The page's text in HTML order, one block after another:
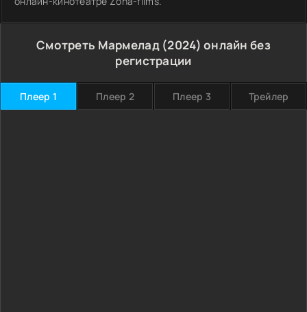
Смотреть Мармелад (2024) онлайн без
регистрации
Плеер 1 Плеер 2 Плеер 3 Трейлер